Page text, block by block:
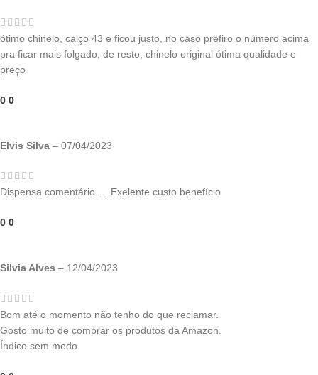
ótimo chinelo, calço 43 e ficou justo, no caso prefiro o número acima
pra ficar mais folgado, de resto, chinelo original ótima qualidade e
preço
0 0
Elvis Silva – 07/04/2023
Dispensa comentário…. Exelente custo benefício
0 0
Silvia Alves – 12/04/2023
Bom até o momento não tenho do que reclamar.
Gosto muito de comprar os produtos da Amazon.
Índico sem medo.